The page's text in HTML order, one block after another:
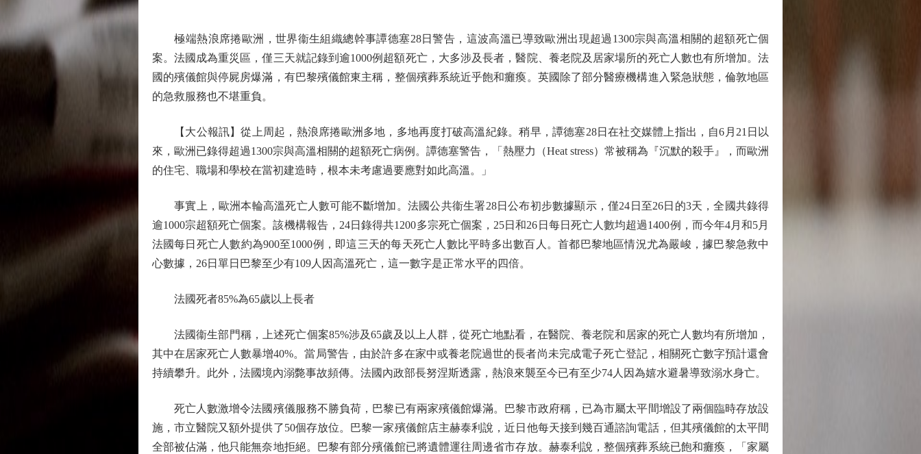
極端熱浪席捲歐洲，世界衞生組織總幹事譚德塞28日警告，這波高溫已導致歐洲出現超過1300宗與高溫相關的超額死亡個
案。法國成為重災區，僅三天就記錄到逾1000例超額死亡，大多涉及長者，醫院、養老院及居家場所的死亡人數也有所增加。法
國的殯儀館與停屍房爆滿，有巴黎殯儀館東主稱，整個殯葬系統近乎飽和癱瘓。英國除了部分醫療機構進入緊急狀態，倫敦地區
的急救服務也不堪重負。
【大公報訊】從上周起，熱浪席捲歐洲多地，多地再度打破高溫紀錄。稍早，譚德塞28日在社交媒體上指出，自6月21日以
來，歐洲已錄得超過1300宗與高溫相關的超額死亡病例。譚德塞警告，「熱壓力（Heat stress）常被稱為『沉默的殺手』，而歐洲
的住宅、職場和學校在當初建造時，根本未考慮過要應對如此高溫。」
事實上，歐洲本輪高溫死亡人數可能不斷增加。法國公共衞生署28日公布初步數據顯示，僅24日至26日的3天，全國共錄得
逾1000宗超額死亡個案。該機構報告，24日錄得共1200多宗死亡個案，25日和26日每日死亡人數均超過1400例，而今年4月和5月
法國每日死亡人數約為900至1000例，即這三天的每天死亡人數比平時多出數百人。首都巴黎地區情況尤為嚴峻，據巴黎急救中
心數據，26日單日巴黎至少有109人因高溫死亡，這一數字是正常水平的四倍。
法國死者85%為65歲以上長者
法國衞生部門稱，上述死亡個案85%涉及65歲及以上人群，從死亡地點看，在醫院、養老院和居家的死亡人數均有所增加，
其中在居家死亡人數暴增40%。當局警告，由於許多在家中或養老院過世的長者尚未完成電子死亡登記，相關死亡數字預計還會
持續攀升。此外，法國境內溺斃事故頻傳。法國內政部長努涅斯透露，熱浪來襲至今已有至少74人因為嬉水避暑導致溺水身亡。
死亡人數激增令法國殯儀服務不勝負荷，巴黎已有兩家殯儀館爆滿。巴黎市政府稱，已為市屬太平間增設了兩個臨時存放設
施，市立醫院又額外提供了50個存放位。巴黎一家殯儀館店主赫泰利說，近日他每天接到幾百通諮詢電話，但其殯儀館的太平間
全部被佔滿，他只能無奈地拒絕。巴黎有部分殯儀館已將遺體運往周邊省市存放。赫泰利說，整個殯葬系統已飽和癱瘓，「家屬